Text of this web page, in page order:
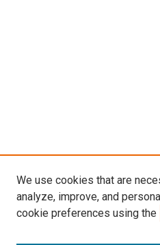
We use cookies that are
analyze, improve, and
cookie preferences using the